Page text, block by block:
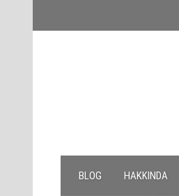
BLOG HAKKINDA